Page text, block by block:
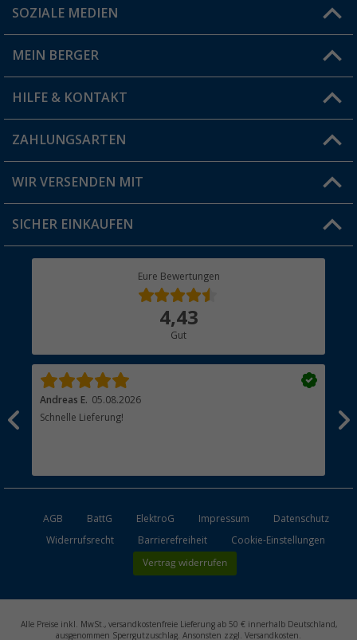
Du hast eine Frage?
Filiale finden
SOZIALE MEDIEN
MEIN BERGER
Vorteilskarte
Blog
Jobs & Karriere
HILFE & KONTAKT
FAQ & Kontakt
Versandinformationen
Rücksendung
ZAHLUNGSARTEN
WIR VERSENDEN MIT
SICHER EINKAUFEN
Eure Bewertungen
4,43
Gut
Andreas E. 05.08.2026
Schnelle Lieferung!
AGB BattG ElektroG Impressum
Datenschutz
Widerrufsrecht
Barrierefreiheit Cookie-Einstellungen
Vertrag widerrufen
Alle Preise inkl. MwSt., versandkostenfreie Lieferung ab 50 € innerhalb Deutschland,
ausgenommen Sperrgutzuschlag. Ansonsten zzgl. Versandkosten.